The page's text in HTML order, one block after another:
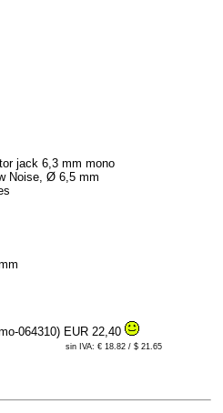
jack 6,3 mm mono
Noise, Ø 6,5 mm
064310) EUR 22,40
sin IVA: € 18.82 / $ 21.65